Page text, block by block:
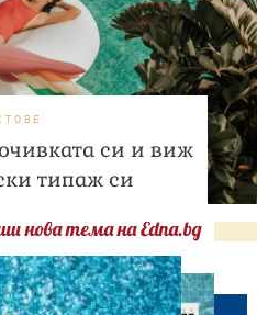
си и виж
типаж си
нова тема на Edna.bg